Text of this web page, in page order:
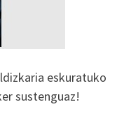
eskuratuko
sustenguaz!